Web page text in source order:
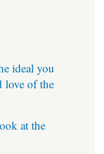
ideal you
love of the
at the